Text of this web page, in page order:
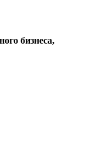
бизнеса,